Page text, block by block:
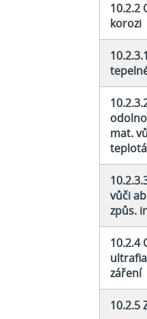
10.2.2
korozi
mat.
vůči
způs.
10.2.4
záření
10.2.5